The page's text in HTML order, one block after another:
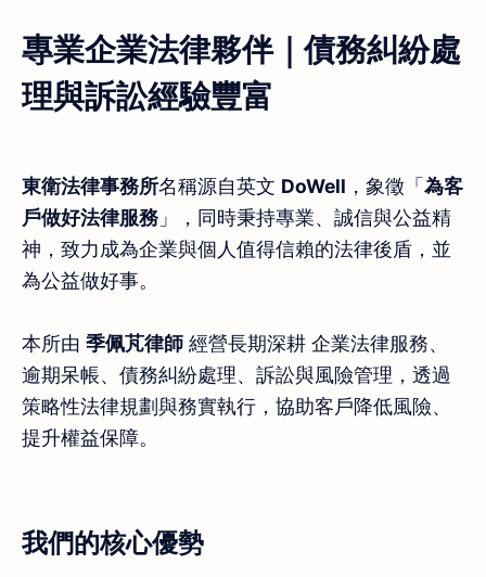
專業企業法律夥伴｜債務糾紛處
理與訴訟經驗豐富
東衛法律事務所名稱源自英文 DoWell ，象徵「為客
戶做好法律服務 」，同時秉持專業、誠信與公益精
神，致力成為企業與個人值得信賴的法律後盾，並
為公益做好事。
本所由 季佩芃律師 經營長期深耕 企業法律服務、
逾期呆帳、債務糾紛處理、訴訟與風險管理，透過
策略性法律規劃與務實執行，協助客戶降低風險、
提升權益保障。
我們的核心優勢